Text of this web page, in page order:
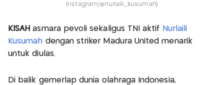
Instagram/@nurlaili_kusumah)
KISAH asmara pevoli sekaligus TNI aktif
Nurlaili
Kusumah dengan striker Madura United menarik
untuk diulas.
Di balik gemerlap dunia olahraga Indonesia,